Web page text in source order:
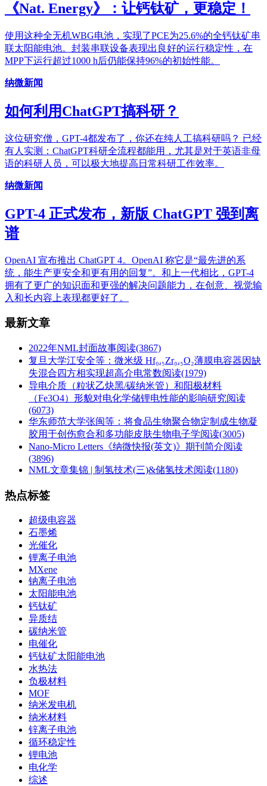
《Nat. Energy》：让钙钛矿，更稳定！
使用这种全无机WBG电池，实现了PCE为25.6%的全钙钛矿串
联太阳能电池。封装串联设备表现出良好的运行稳定性，在
MPP下运行超过1000 h后仍能保持96%的初始性能。
纳微新闻
如何利用ChatGPT搞科研？
这位研究僧，GPT-4都发布了，你还在纯人工搞科研吗？ 已经
有人实测：ChatGPT科研全流程都能用，尤其是对于英语非母
语的科研人员，可以极大地提高日常科研工作效率。
纳微新闻
GPT-4 正式发布，新版 ChatGPT 强到离
谱
OpenAI 宣布推出 ChatGPT 4。OpenAI 称它是“最先进的系
统，能生产更安全和更有用的回复”。和上一代相比，GPT-4
拥有了更广的知识面和更强的解决问题能力，在创意、视觉输
入和长内容上表现都更好了。
最新文章
2022年NML封面故事阅读(3867)
复旦大学江安全等：微米级 Hf₀.₅Zr₀.₅O₂薄膜电容器因缺
失混合四方相实现超高介电常数阅读(1979)
导电介质（粒状乙炔黑/碳纳米管）和阳极材料
（Fe3O4）形貌对电化学储锂电性能的影响研究阅读
(6073)
华东师范大学张闽等：将食品生物聚合物定制成生物凝
胶用于创伤愈合和多功能皮肤生物电子学阅读(3005)
Nano-Micro Letters《纳微快报(英文)》期刊简介阅读
(3896)
NML文章集锦 | 制氢技术(三)&储氢技术阅读(1180)
热点标签
超级电容器
石墨烯
光催化
锂离子电池
MXene
钠离子电池
太阳能电池
钙钛矿
异质结
碳纳米管
电催化
钙钛矿太阳能电池
水热法
负极材料
MOF
纳米发电机
纳米材料
锌离子电池
循环稳定性
锂电池
电化学
综述